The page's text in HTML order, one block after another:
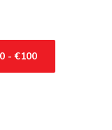
- €100